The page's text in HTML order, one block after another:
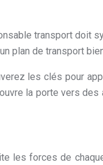
transport doit
plan de transport
les clés pour
la porte vers
les forces de